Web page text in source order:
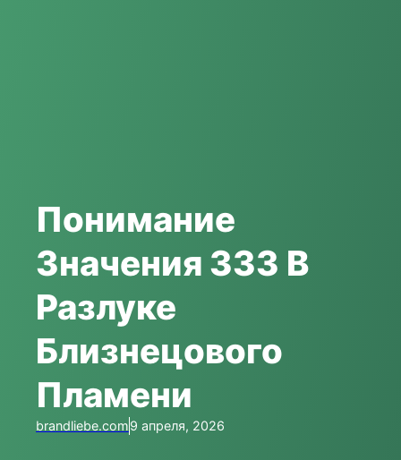
Понимание
Значения 333 В
Разлуке
Близнецового
Пламени
brandliebe.com9 апреля, 2026